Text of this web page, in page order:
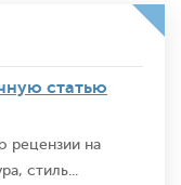
статью
рецензии на
стиль...